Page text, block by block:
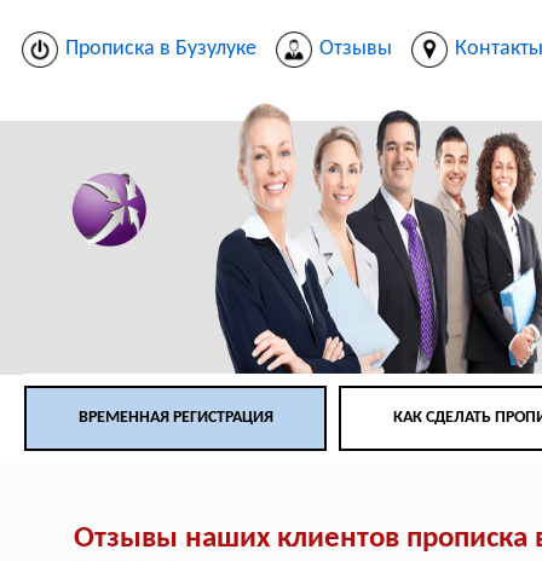
Прописка в Бузулуке Отзывы
ВРЕМЕННАЯ РЕГИСТРАЦИЯ КАК СДЕЛАТЬ
Отзывы наших клиентов прописка